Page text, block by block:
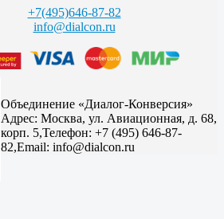
+7(495)646-87-82
info@dialcon.ru
Объединение «Диалог-Конверсия»
Адрес: Москва, ул. Авиационная, д. 68,
корп. 5,Телефон: +7 (495) 646-87-
82,Email: info@dialcon.ru